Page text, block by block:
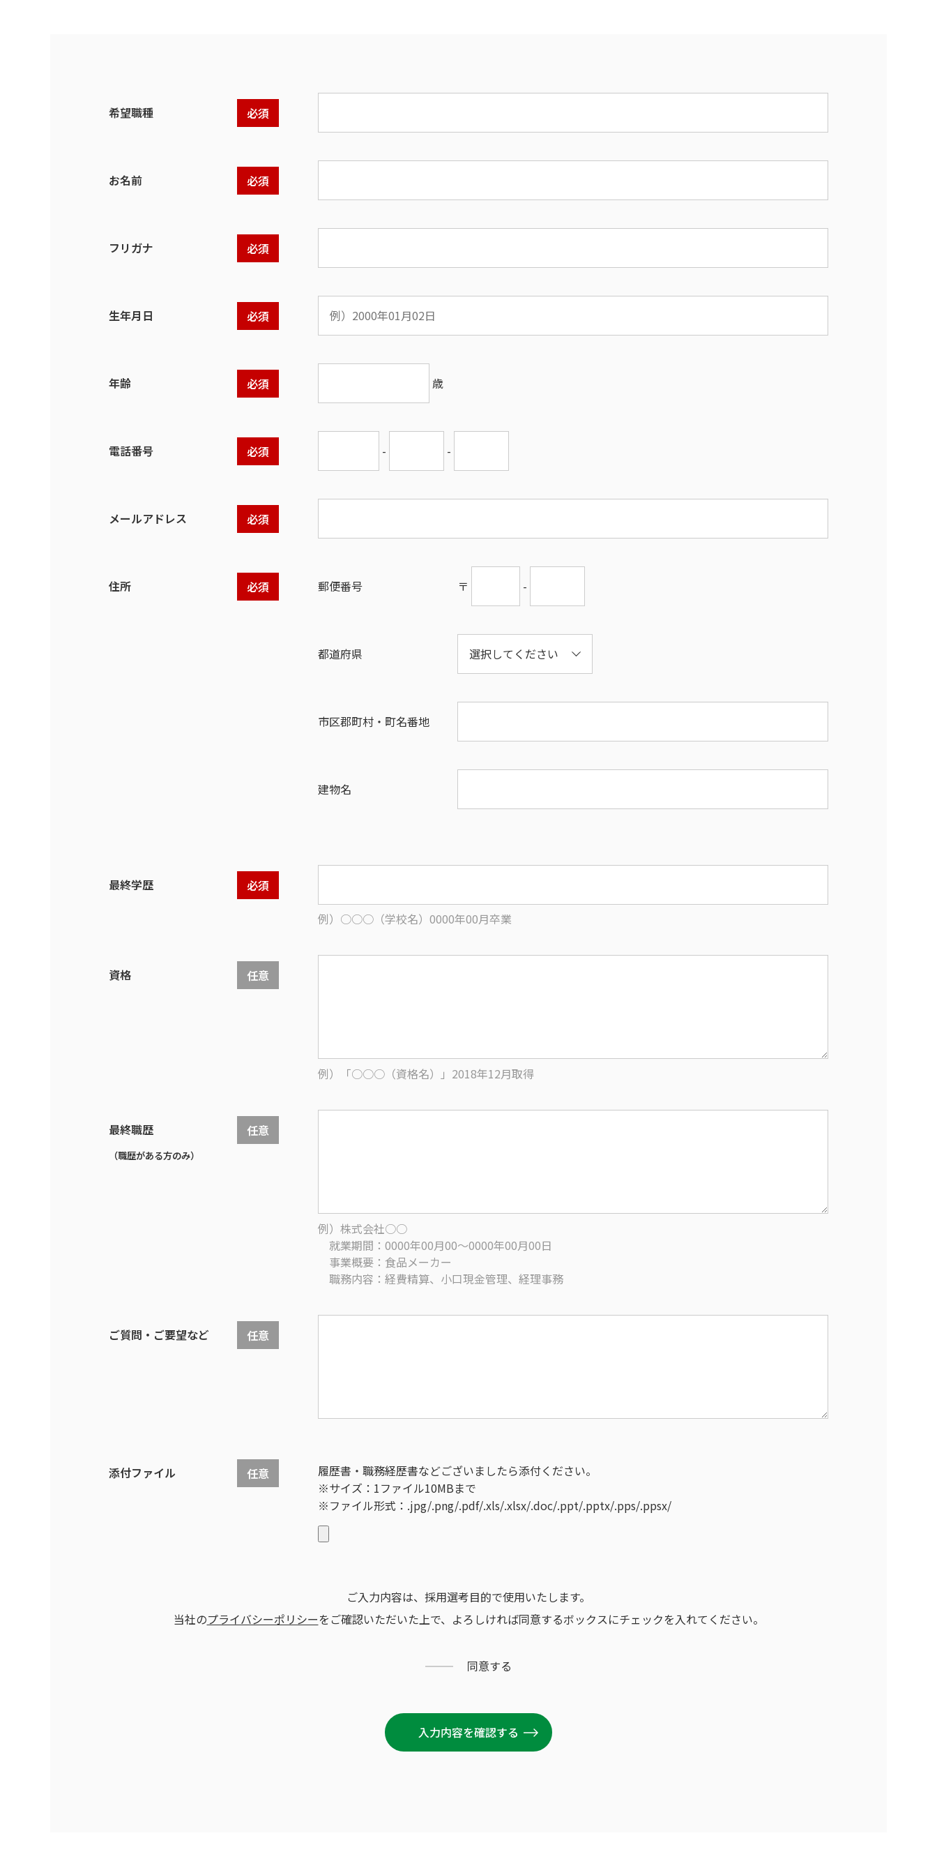
希望職種 必須
お名前 必須
フリガナ 必須
生年月日 必須
年齢 必須 歳
電話番号 必須 - -
メールアドレス 必須
住所 必須 郵便番号 〒 -
都道府県
市区郡町村・町名番地
建物名
最終学歴
必須
例）○○○（学校名）0000年00月卒業
資格 任意
例）「○○○（資格名）」2018年12月取得
最終職歴 任意
（職歴がある方のみ）
例）株式会社○○
就業期間：0000年00月00～0000年00月00日
事業概要：食品メーカー
職務内容：経費精算、小口現金管理、経理事務
ご質問・ご要望など 任意
添付ファイル 任意
履歴書・職務経歴書などございましたら添付ください。
※サイズ：1ファイル10MBまで
※ファイル形式： .jpg/.png/.pdf/.xls/.xlsx/.doc/.ppt/.pptx/.pps/.ppsx/
ご入力内容は、採用選考目的で使用いたします。
当社のプライバシーポリシーをご確認いただいた上で、よろしければ同意するボックスにチェックを入れてください。
同意する